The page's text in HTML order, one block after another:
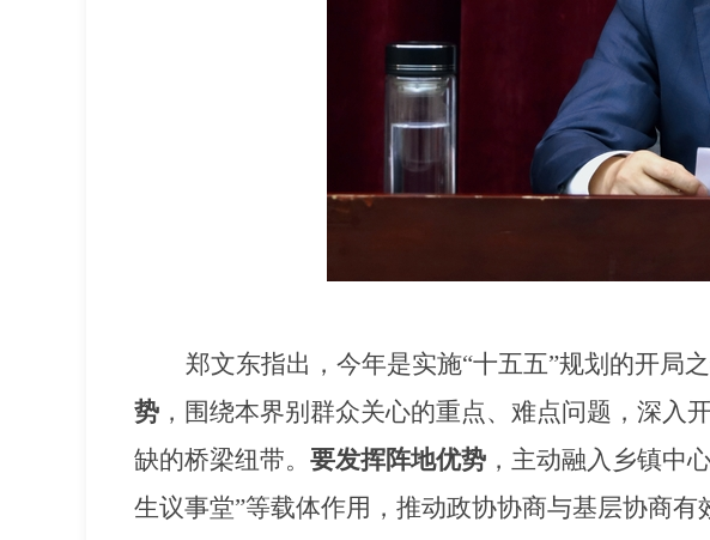
郑文东指出，今年是实施“十五五”规划的开局
势 ，围绕本界别群众关心的重点、难点问题，深入
缺的桥梁纽带。 要发挥阵地优势 ，主动融入乡镇中
生议事堂”等载体作用 ，推动政协协商与基层协商有